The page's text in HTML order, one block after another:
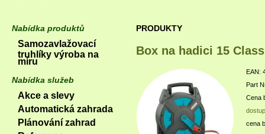
Box na hadici 15
EAN:
Part
Cena
cena
PRODUKTY
Nabídka produktů
Samozavlažovací
truhlíky výroba na
míru
Nabídka služeb
Akce a slevy
Automatická zahrada
Plánování zahrad